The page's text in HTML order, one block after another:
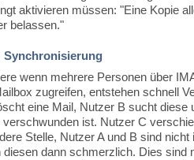
aktivieren müssen: "Eine Kopie
belassen."
Synchronisierung
wenn mehrere Personen über
zugreifen, entstehen schnell
eine Mail, Nutzer B sucht diese
ist. Nutzer C
Stelle, Nutzer A und B sind nicht
dann schmerzlich. Dies sind